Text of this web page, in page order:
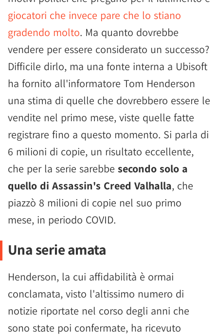
giocatori che invece pare che lo stiano
gradendo molto. Ma quanto dovrebbe
vendere per essere considerato un successo?
Difficile dirlo, ma una fonte interna a Ubisoft
ha fornito all'informatore Tom Henderson
una stima di quelle che dovrebbero essere le
vendite nel primo mese, viste quelle fatte
registrare fino a questo momento. Si parla di
6 milioni di copie, un risultato eccellente,
che per la serie sarebbe secondo solo a
quello di Assassin's Creed Valhalla, che
piazzò 8 milioni di copie nel suo primo
mese, in periodo COVID.
Una serie amata
Henderson, la cui affidabilità è ormai
conclamata, visto l'altissimo numero di
notizie riportate nel corso degli anni che
sono state poi confermate, ha ricevuto